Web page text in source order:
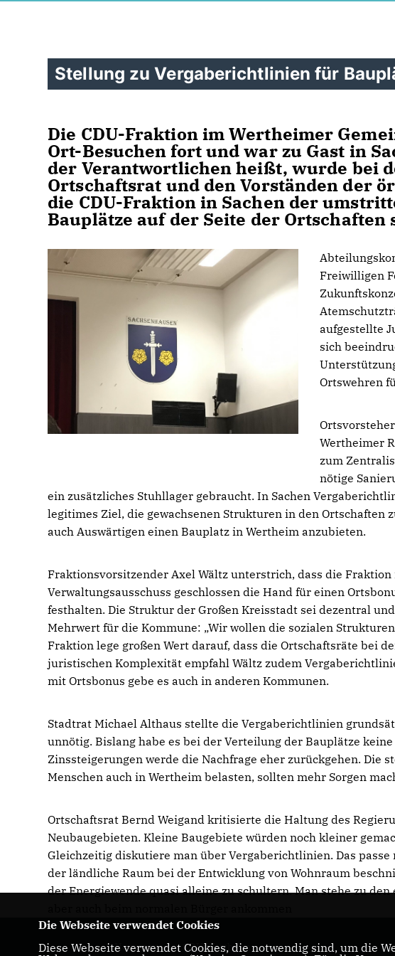
Stellung zu Vergaberichtlinien für
Die CDU-Fraktion im Wertheimer
Ort-Besuchen fort und war zu Gast in
der Verantwortlichen heißt, wurde bei
Ortschaftsrat und den Vorständen der
die CDU-Fraktion in Sachen der
Bauplätze auf der Seite der Ortschaften
Freiwilligen
aufgestellte
sich
Ortswehren
Wertheimer
zum
nötige
ein zusätzliches Stuhllager gebraucht. In Sachen
legitimes Ziel, die gewachsenen Strukturen in den Ortschaften
auch Auswärtigen einen Bauplatz in Wertheim anzubieten.
Fraktionsvorsitzender Axel Wältz unterstrich, dass die
Verwaltungsausschuss geschlossen die Hand für einen
festhalten. Die Struktur der Großen Kreisstadt sei dezentral
Mehrwert für die Kommune: „Wir wollen die sozialen
Fraktion lege großen Wert darauf, dass die Ortschaftsräte bei
juristischen Komplexität empfahl Wältz zudem
mit Ortsbonus gebe es auch in anderen Kommunen.
Stadtrat Michael Althaus stellte die Vergaberichtlinien
unnötig. Bislang habe es bei der Verteilung der Bauplätze
Zinssteigerungen werde die Nachfrage eher zurückgehen. Die
Menschen auch in Wertheim belasten, sollten mehr Sorgen
Ortschaftsrat Bernd Weigand kritisierte die Haltung des
Neubaugebieten. Kleine Baugebiete würden noch kleiner
Gleichzeitig diskutiere man über Vergaberichtlinien. Das
der ländliche Raum bei der Entwicklung von Wohnraum
der Energiewende quasi alleine zu schultern. Man stehe zu
Homepage der CDU Wertheim
Die Webseite verwendet Cookies
Diese Webseite verwendet Cookies, die notwendig sind, um die